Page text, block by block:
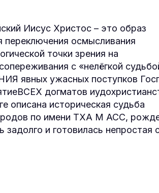
Иисус Христос – это образ
переключения осмысливания
точки зрения на
с «нелёгкой
явных ужасных поступков
догматов
описана историческая судьба
родов по имени ТХА М АСС,
задолго и готовилась непростая